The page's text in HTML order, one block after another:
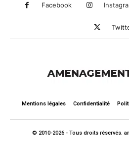
Facebook
Mentions légales Confidentialité
© 2010-2026 - Tous droits réservés.